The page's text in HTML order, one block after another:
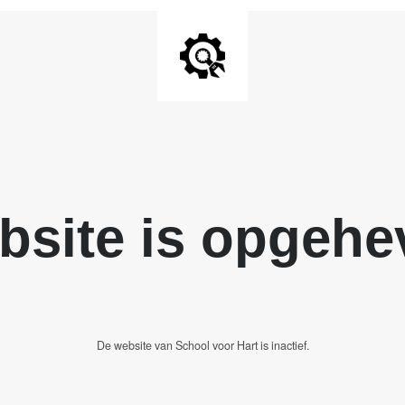
is
De website van School voor Hart is inactief.